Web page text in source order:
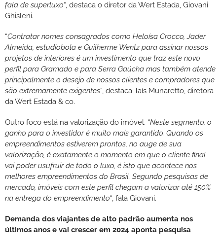
fala de superluxo“, destaca o diretor da Wert Estada, Giovani
Ghisleni.
“Contratar nomes consagrados como Heloísa Crocco, Jader
Almeida, estudiobola e Guilherme Wentz para assinar nossos
projetos de interiores é um investimento que traz este novo
perfil para Gramado e para Serra Gaúcha mas também atende
principalmente o desejo de nossos clientes e compradores que
são extremamente exigentes“, destaca Taís Munaretto, diretora
da Wert Estada & co.
Outro foco está na valorização do imóvel. “Neste segmento, o
ganho para o investidor é muito mais garantido. Quando os
empreendimentos estiverem prontos, no auge de sua
valorização, é exatamente o momento em que o cliente final
vai poder usufruir de todo o luxo, é isto que acontece nos
melhores empreendimentos do Brasil. Segundo pesquisas de
mercado, imóveis com este perfil chegam a valorizar até 150%
na entrega do empreendimento“, fala Giovani.
Demanda dos viajantes de alto padrão aumenta nos
últimos anos e vai crescer em 2024 aponta pesquisa